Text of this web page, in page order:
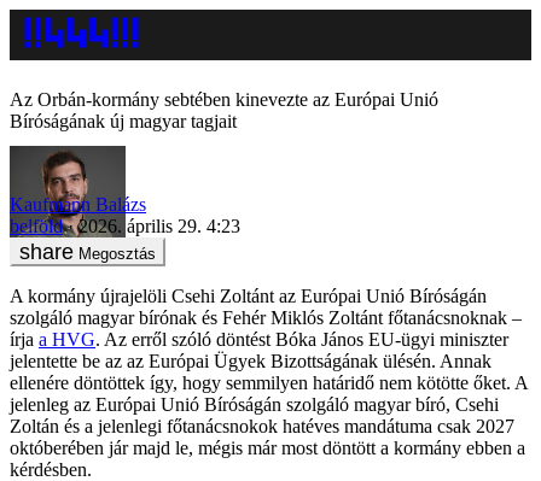
Az Orbán-kormány sebtében kinevezte az Európai Unió
Bíróságának új magyar tagjait
Kaufmann Balázs
belföld
2026. április 29. 4:23
Megosztás
A kormány újrajelöli Csehi Zoltánt az Európai Unió Bíróságán
szolgáló magyar bírónak és Fehér Miklós Zoltánt főtanácsnoknak –
írja a HVG. Az erről szóló döntést Bóka János EU-ügyi miniszter
jelentette be az az Európai Ügyek Bizottságának ülésén. Annak
ellenére döntöttek így, hogy semmilyen határidő nem kötötte őket. A
jelenleg az Európai Unió Bíróságán szolgáló magyar bíró, Csehi
Zoltán és a jelenlegi főtanácsnokok hatéves mandátuma csak 2027
októberében jár majd le, mégis már most döntött a kormány ebben a
kérdésben.